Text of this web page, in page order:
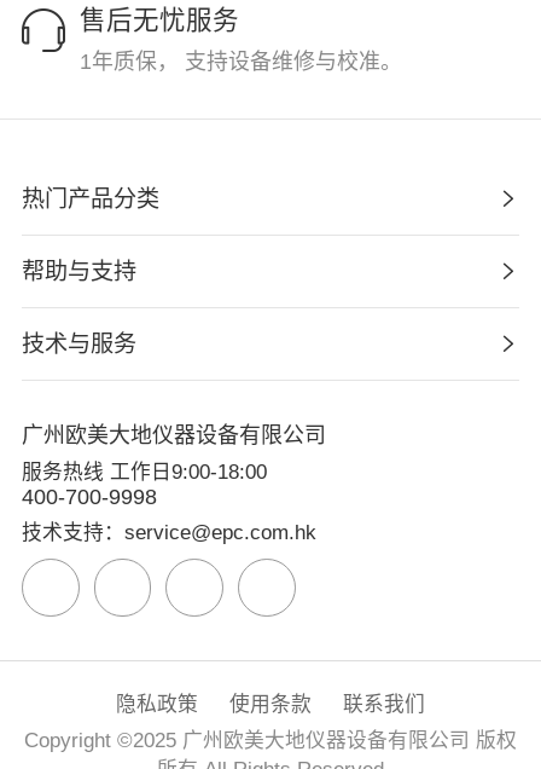
售后无忧服务
1年质保， 支持设备维修与校准。
热门产品分类
帮助与支持
技术与服务
广州欧美大地仪器设备有限公司
服务热线 工作日9:00-18:00
400-700-9998
技术支持：service@epc.com.hk
隐私政策 使用条款
联系我们
Copyright ©2025 广州欧美大地仪器设备有限公司 版权